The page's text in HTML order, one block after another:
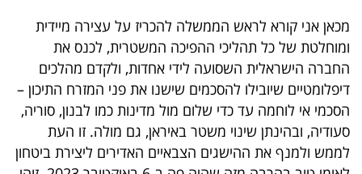
מכאן אני קורא לראש הממשלה להכריז על עצירה מיידית
ומוחלטת של כל תהליכי ההפיכה המשטרית, לכנס את
החברה הישראלית השסועה לידי אחדות, ולקדם מהלכים
דיפלומטיים שיובילו להסכמים שישנו את פני המזרח התיכון –
הסכמי אי לוחמה עד כדי שלום מול מדינות כמו לבנון, סוריה,
סעודיה, ובהינתן שינוי משטר באיראן, גם מולה. זו העת
לממש ולמנף את ההישגים הצבאיים האדירים ליצירת ביטחון